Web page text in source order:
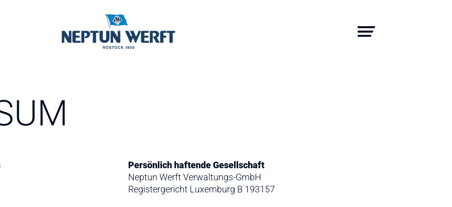
Persönlich haftende Gesellschaft
Neptun Werft Verwaltungs-GmbH
Registergericht Luxemburg B 193157